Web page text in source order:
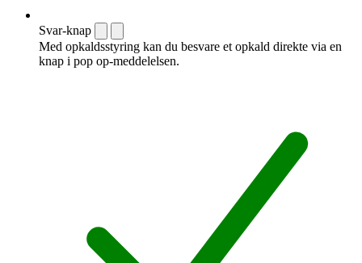
Svar-knap
Med opkaldsstyring kan du besvare et opkald direkte via en
knap i pop op-meddelelsen.